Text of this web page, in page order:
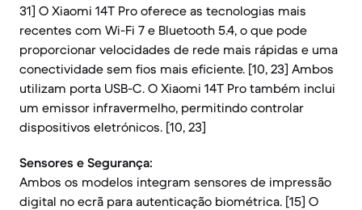
31] O Xiaomi 14T Pro oferece as tecnologias mais
recentes com Wi-Fi 7 e Bluetooth 5.4, o que pode
proporcionar velocidades de rede mais rápidas e uma
conectividade sem fios mais eficiente. [10, 23] Ambos
utilizam porta USB-C. O Xiaomi 14T Pro também inclui
um emissor infravermelho, permitindo controlar
dispositivos eletrónicos. [10, 23]
Sensores e Segurança:
Ambos os modelos integram sensores de impressão
digital no ecrã para autenticação biométrica. [15] O